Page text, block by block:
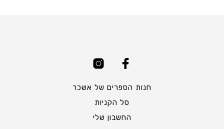
חנות הספרים של אשכר
סל הקניות
החשבון שלי